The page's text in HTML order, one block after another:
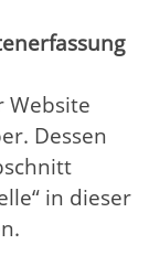
Website
Dessen
in dieser